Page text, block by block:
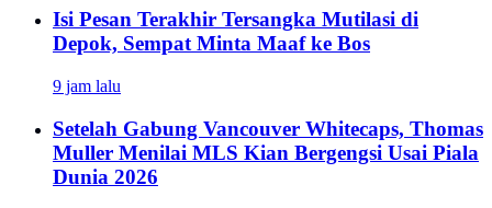
Isi Pesan Terakhir Tersangka Mutilasi di
Depok, Sempat Minta Maaf ke Bos
9 jam lalu
Setelah Gabung Vancouver Whitecaps, Thomas
Muller Menilai MLS Kian Bergengsi Usai Piala
Dunia 2026